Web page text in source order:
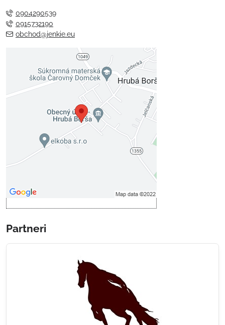
0904290539
0915732190
obchod@jenkie.eu
Externý obsah je blokovaný
Voľbami súkromia
Prajete si načítať externý obsah?
Povoliť tentokrát
Povoliť a zapamätať - súhlas s
Partneri